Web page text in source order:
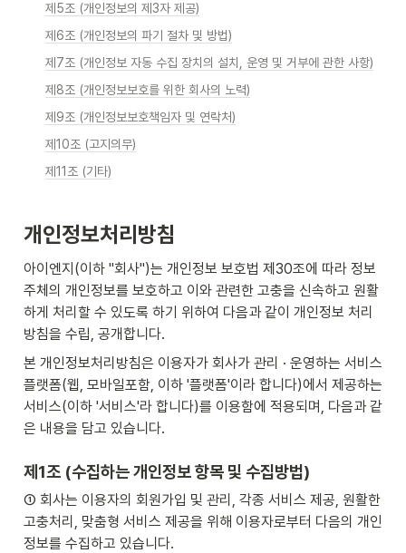
제5조 (개인정보의 제3자 제공)
제6조 (개인정보의 파기 절차 및 방법)
제7조 (개인정보 자동 수집 장치의 설치, 운영 및 거부에 관한 사항)
제8조 (개인정보보호를 위한 회사의 노력)
제9조 (개인정보보호책임자 및 연락처)
제10조 (고지의무)
제11조 (기타)
개인정보처리방침
아이엔지(이하 "회사")는 개인정보 보호법 제30조에 따라 정보
주체의 개인정보를 보호하고 이와 관련한 고충을 신속하고 원활
하게 처리할 수 있도록 하기 위하여 다음과 같이 개인정보 처리
방침을 수립, 공개합니다.
본 개인정보처리방침은 이용자가 회사가 관리 · 운영하는 서비스
플랫폼(웹, 모바일포함, 이하 '플랫폼'이라 합니다)에서 제공하는
서비스(이하 '서비스'라 합니다)를 이용함에 적용되며, 다음과 같
은 내용을 담고 있습니다.
제1조 (수집하는 개인정보 항목 및 수집방법)
① 회사는 이용자의 회원가입 및 관리, 각종 서비스 제공, 원활한
고충처리, 맞춤형 서비스 제공을 위해 이용자로부터 다음의 개인
정보를 수집하고 있습니다.